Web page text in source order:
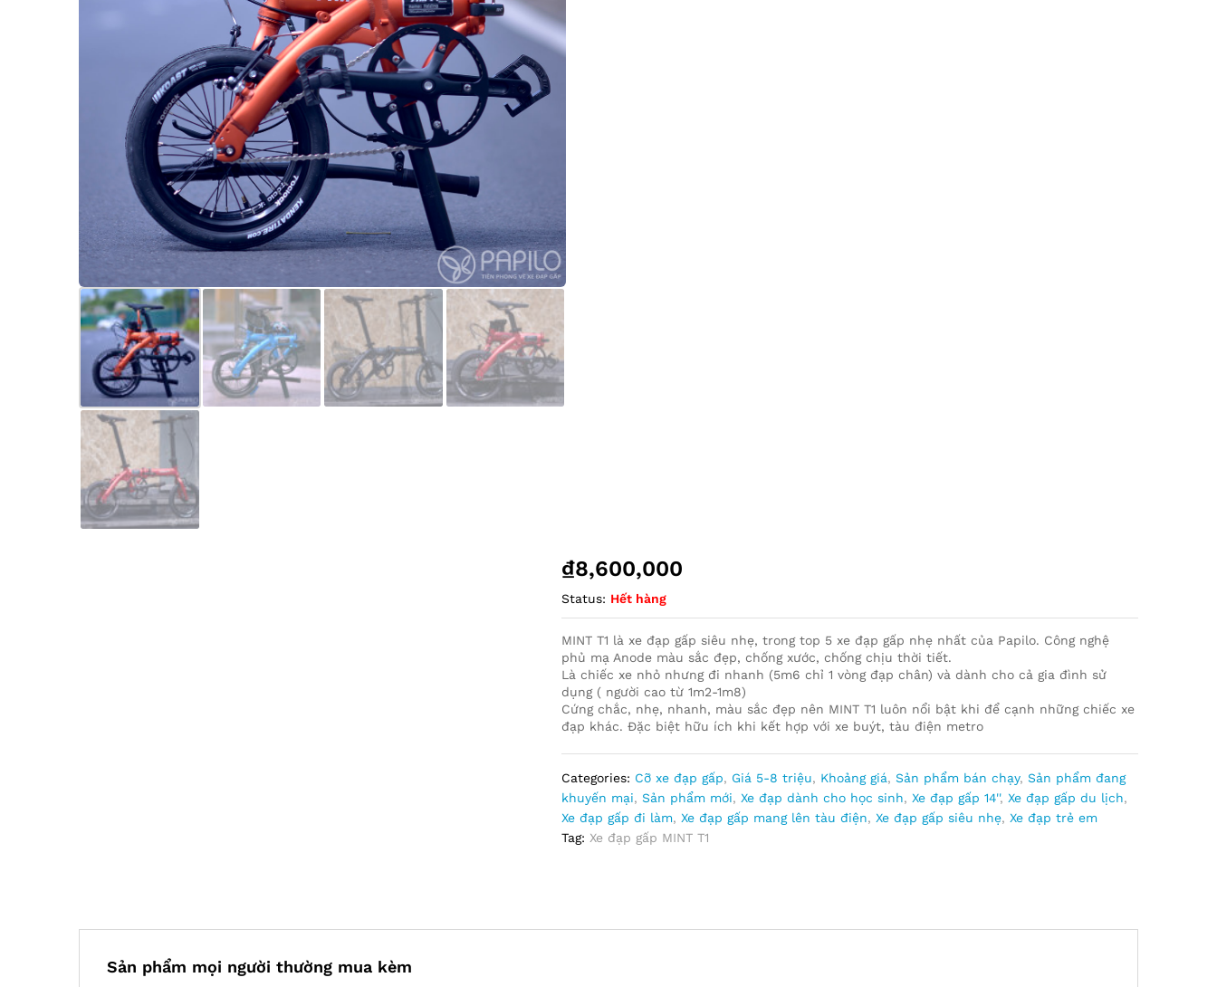
₫8,600,000
Status: Hết hàng
MINT T1 là xe đạp gấp siêu nhẹ, trong top 5 xe đạp gấp nhẹ nhất của Papilo. Công nghệ
phủ mạ Anode màu sắc đẹp, chống xước, chống chịu thời tiết.
Là chiếc xe nhỏ nhưng đi nhanh (5m6 chỉ 1 vòng đạp chân) và dành cho cả gia đình sử
dụng ( người cao từ 1m2-1m8)
Cứng chắc, nhẹ, nhanh, màu sắc đẹp nên MINT T1 luôn nổi bật khi để cạnh những chiếc xe
đạp khác. Đặc biệt hữu ích khi kết hợp với xe buýt, tàu điện metro
Categories: Cỡ xe đạp gấp, Giá 5-8 triệu, Khoảng giá,Sản phẩm bán chạy,Sản phẩm đang
khuyến mại,Sản phẩm mới, Xe đạp dành cho học sinh, Xe đạp gấp 14'', Xe đạp gấp du lịch,
Xe đạp gấp đi làm, Xe đạp gấp mang lên tàu điện, Xe đạp gấp siêu nhẹ, Xe đạp trẻ em
Tag: Xe đạp gấp MINT T1
Sản phẩm mọi người thường mua kèm